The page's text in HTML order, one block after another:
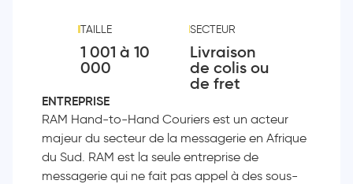
TAILLE
1 001 à 10
000
SECTEUR
Livraison
de colis ou
de fret
ENTREPRISE
RAM Hand-to-Hand Couriers est un acteur
majeur du secteur de la messagerie en Afrique
du Sud. RAM est la seule entreprise de
messagerie qui ne fait pas appel à des sous-